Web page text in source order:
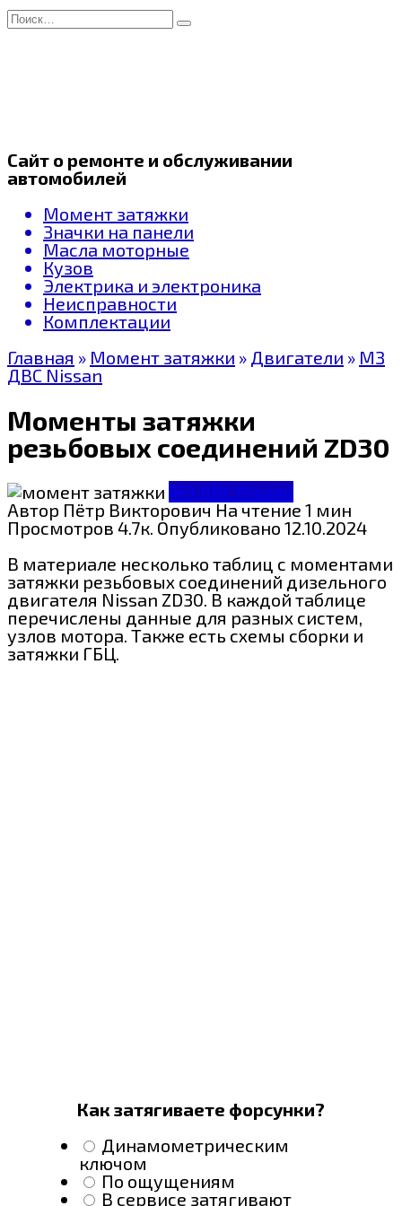
Перейти
к
Search
for:
Сайт о ремонте и обслуживании
автомобилей
Момент затяжки
Значки на панели
Масла моторные
Кузов
Электрика и электроника
Неисправности
Комплектации
Главная » Момент затяжки » Двигатели » МЗ
ДВС Nissan
Моменты затяжки
резьбовых соединений ZD30
МЗ ДВС Nissan
Автор Пётр ВикторовичНа чтение 1 мин
Просмотров 4.7к. Опубликовано 12.10.2024
В материале несколько таблиц с моментами
затяжки резьбовых соединений дизельного
двигателя Nissan ZD30. В каждой таблице
перечислены данные для разных систем,
узлов мотора. Также есть схемы сборки и
затяжки ГБЦ.
Как затягиваете форсунки?
Динамометрическим
ключом
По ощущениям
В сервисе затягивают